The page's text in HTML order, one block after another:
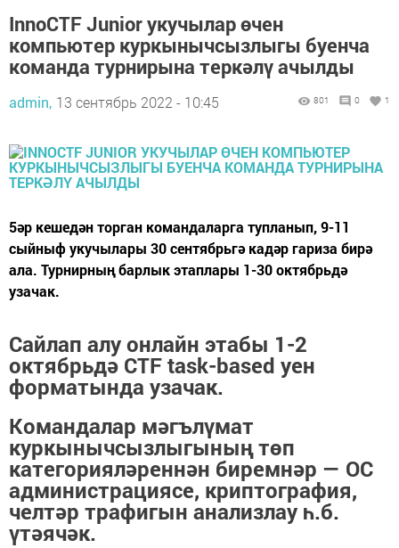
InnoCTF Junior укучылар өчен
компьютер куркынычсызлыгы буенча
команда турнирына теркәлү ачылды
admin, 13 сентябрь 2022 - 10:45 801 0 1
5әр кешедән торган командаларга тупланып, 9-11
сыйныф укучылары 30 сентябрьгә кадәр гариза бирә
ала. Турнирның барлык этаплары 1-30 октябрьдә
узачак.
Сайлап алу онлайн этабы 1-2
октябрьдә CTF task-based уен
форматында узачак.
Командалар мәгълүмат
куркынычсызлыгының төп
категорияләреннән биремнәр — ОС
администрациясе, криптография,
челтәр трафигын анализлау һ.б.
үтәячәк.